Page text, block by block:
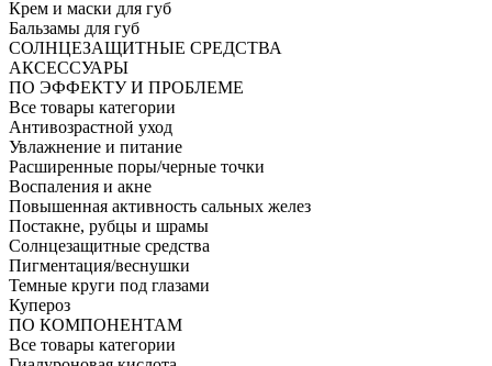
Крем и маски для губ
Бальзамы для губ
СОЛНЦЕЗАЩИТНЫЕ СРЕДСТВА
АКСЕССУАРЫ
ПО ЭФФЕКТУ И ПРОБЛЕМЕ
Все товары категории
Антивозрастной уход
Увлажнение и питание
Расширенные поры/черные точки
Воспаления и акне
Повышенная активность сальных желез
Постакне, рубцы и шрамы
Солнцезащитные средства
Пигментация/веснушки
Темные круги под глазами
Купероз
ПО КОМПОНЕНТАМ
Все товары категории